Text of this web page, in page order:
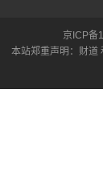
京ICP备
本站郑重声明：财道